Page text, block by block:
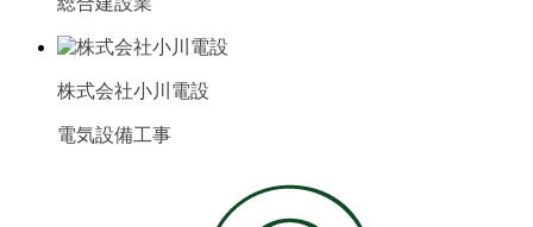
株式会社小川電設
電気設備工事